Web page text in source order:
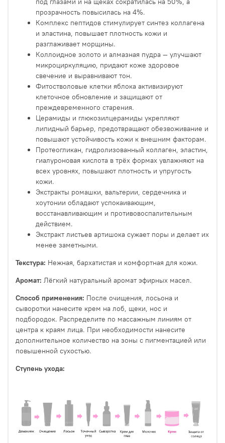
прозрачность повысилась на 4%.
Комплекс пептидов стимулирует синтез коллагена
и эластина, повышает плотность кожи и
разглаживает морщины.
Коллоидное золото и алмазная пудра — улучшают
микроциркуляцию, придают коже здоровое
свечение и выравнивают тон.
Фитостволовые клетки яблока активизируют
клеточное обновление и защищают от
преждевременного старения.
Церамиды и глюкозилцерамиды укрепляют
липидный барьер, предотвращают обезвоживание и
повышают устойчивость кожи к внешним факторам.
Протеогликан, гидролизованный коллаген, эластин,
гиалуроновая кислота в трёх формах увлажняют на
всех уровнях, повышают плотность и упругость
кожи.
Экстракты ромашки, вальтерии, сердечника и
хоутонии обладают успокаивающим,
восстанавливающим и противовоспалительным
действием.
Экстракт листьев артишока сужает поры и делает их
менее заметными.
Текстура: Нежная, бархатистая и комфортная для кожи.
Аромат: Лёгкий натуральный аромат эфирных масел.
Способ применения: После очищения, лосьона и
сыворотки нанесите крем на лоб, щеки, нос и
подбородок. Распределите по массажным линиям от
центра к краям лица. При необходимости нанесите
дополнительное количество на зоны с пигментацией или
повышенной сухостью.
Ступень ухода: